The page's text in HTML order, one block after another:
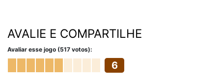
AVALIE E COMPARTILHE
Avaliar esse jogo (517 votos):
6